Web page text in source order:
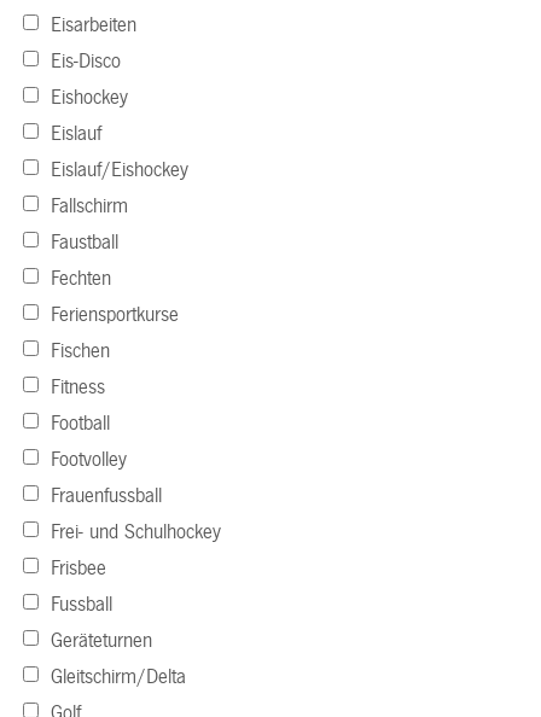
Eisarbeiten
Eis-Disco
Eishockey
Eislauf
Eislauf/Eishockey
Fallschirm
Faustball
Fechten
Feriensportkurse
Fischen
Fitness
Football
Footvolley
Frauenfussball
Frei- und Schulhockey
Frisbee
Fussball
Geräteturnen
Gleitschirm/Delta
Golf